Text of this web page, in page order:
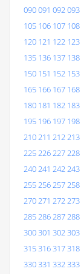
090091 092093
105 106 107 108
120 121 122 123
135 136 137 138
150 151 152 153
165 166 167 168
180 181 182 183
195 196 197 198
210211 212213
225226227228
240241 242243
255256257258
270271 272273
285286287288
300301 302303
315316317318
330331 332333